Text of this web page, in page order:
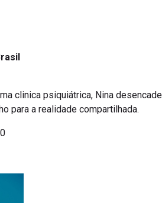
clinica psiquiátrica, Nina
para a realidade compartilhada.